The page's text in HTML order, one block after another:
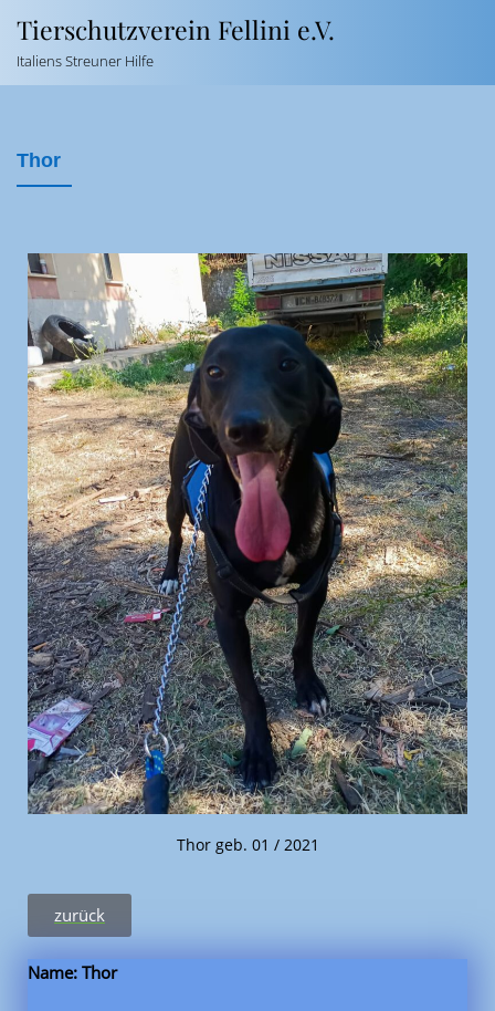
Tierschutzverein Fellini e.V.
Italiens Streuner Hilfe
Thor
Thor geb. 01 / 2021
zurück
Name: Thor